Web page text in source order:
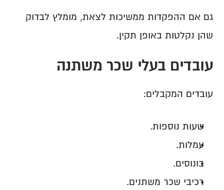
שהן נקלטות באופן תקין.
עובדים בעלי שכר משתנה
עובדים המקבלים:
שעות נוספות.
עמלות.
בונוסים.
רכיבי שכר משתנים.